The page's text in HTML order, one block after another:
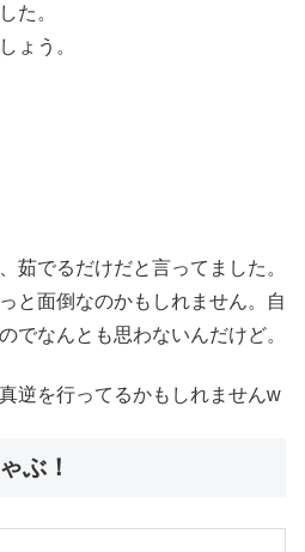
た。
ょう。
茹でるだけだと言ってました。
と面倒なのかもしれません。自
でなんとも思わないんだけど。
逆を行ってるかもしれませんw
ぶ！